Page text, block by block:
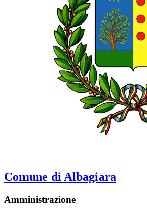
Comune di Albagiara
Amministrazione